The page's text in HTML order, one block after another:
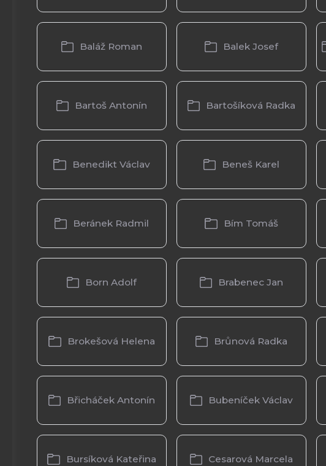
Baláž Roman Balek Josef
Bartoš Antonín Bartošíková Radka
Benedikt Václav Beneš Karel
Beránek Radmil Bím Tomáš
Born Adolf Brabenec Jan
Brokešová Helena Brůnová Radka
Břicháček Antonín Bubeníček Václav
Bursíková Kateřina Cesarová Marcela